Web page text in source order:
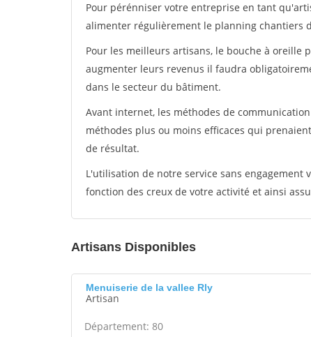
Pour pérénniser votre entreprise en tant
alimenter régulièrement le planning chantiers
Pour les meilleurs artisans, le bouche à
augmenter leurs revenus il faudra
dans le secteur du bâtiment.
Avant internet, les méthodes de
méthodes plus ou moins efficaces qui
de résultat.
L'utilisation de notre service sans engagement
fonction des creux de votre activité et ainsi
Artisans Disponibles
Menuiserie de la vallee Rly
Artisan
Département: 80